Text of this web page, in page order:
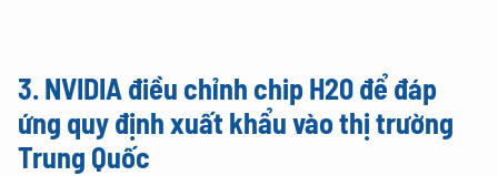
3. NVIDIA điều chỉnh chip H20 để đáp
ứng quy định xuất khẩu vào thị trường
Trung Quốc